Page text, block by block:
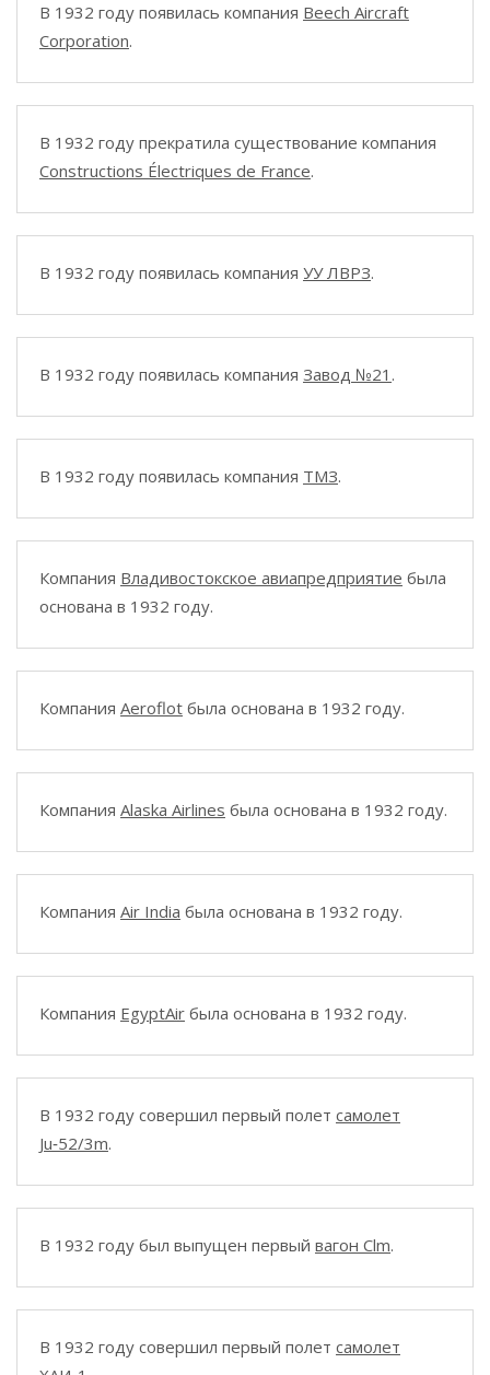
В 1932 году появилась компания Beech Aircraft
Corporation.
В 1932 году прекратила существование компания
Constructions Électriques de France.
В 1932 году появилась компания УУ ЛВРЗ.
В 1932 году появилась компания Завод №21 .
В 1932 году появилась компания ТМЗ.
Компания Владивостокское авиапредприятие была
основана в 1932 году.
Компания Aeroflot была основана в 1932 году.
Компания Alaska Airlines была основана в 1932 году.
Компания Air India была основана в 1932 году.
Компания EgyptAir была основана в 1932 году.
В 1932 году совершил первый полет самолет
Ju‑52/3m.
В 1932 году был выпущен первый вагон Clm.
В 1932 году совершил первый полет самолет